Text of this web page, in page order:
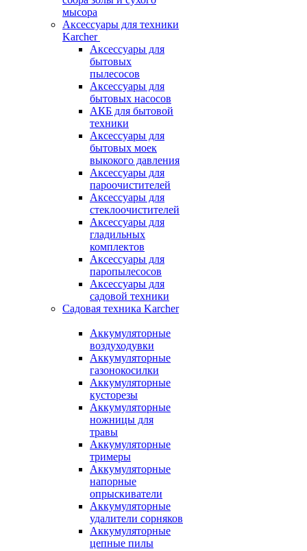
мысора
Аксессуары для техники
Karcher
Аксессуары для
бытовых
пылесосов
Аксессуары для
бытовых насосов
АКБ для бытовой
техники
Аксессуары для
бытовых моек
выкокого давления
Аксессуары для
пароочистителей
Аксессуары для
стеклоочистителей
Аксессуары для
гладильных
комплектов
Аксессуары для
паропылесосов
Аксессуары для
садовой техники
Садовая техника Karcher
Аккумуляторные
воздуходувки
Аккумуляторные
газонокосилки
Аккумуляторные
кусторезы
Аккумуляторные
ножницы для
травы
Аккумуляторные
тримеры
Аккумуляторные
напорные
опрыскиватели
Аккумуляторные
удалители сорняков
Аккумуляторные
цепные пилы